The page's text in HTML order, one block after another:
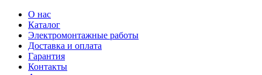
О нас
Каталог
Электромонтажные работы
Доставка и оплата
Гарантия
Контакты